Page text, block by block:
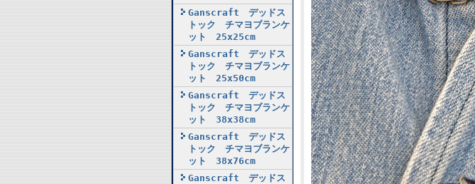
Ganscraft デッドス
トック チマヨブランケ
ット 25x25cm
Ganscraft デッドス
トック チマヨブランケ
ット 25x50cm
Ganscraft デッドス
トック チマヨブランケ
ット 38x38cm
Ganscraft デッドス
トック チマヨブランケ
ット 38x76cm
Ganscraft デッドス